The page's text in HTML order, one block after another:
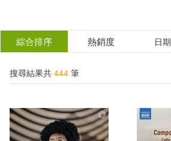
結
篩
分類 (單選)
所有商品(444) 圖書(115)
影音(294) 雜誌(11)
綜合排序 熱銷度 日期
搜尋結果共 444 筆